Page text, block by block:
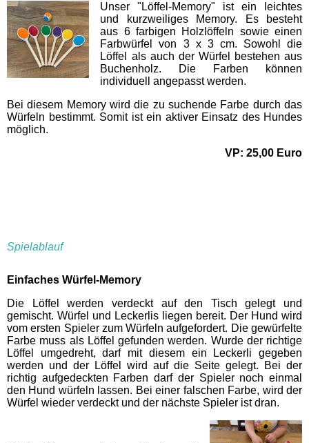
Unser "Löffel-Memory" ist ein leichtes
und kurzweiliges Memory. Es besteht
aus 6 farbigen Holzlöffeln sowie einen
Farbwürfel von 3 x 3 cm. Sowohl die
Löffel als auch der Würfel bestehen aus
Buchenholz. Die Farben können
individuell angepasst werden.
Bei diesem Memory wird die zu suchende Farbe durch das
Würfeln bestimmt. Somit ist ein aktiver Einsatz des Hundes
möglich.
VP: 25,00 Euro
Spielablauf
Einfaches Würfel-Memory
Die Löffel werden verdeckt auf den Tisch gelegt und
gemischt. Würfel und Leckerlis liegen bereit. Der Hund wird
vom ersten Spieler zum Würfeln aufgefordert. Die gewürfelte
Farbe muss als Löffel gefunden werden. Wurde der richtige
Löffel umgedreht, darf mit diesem ein Leckerli gegeben
werden und der Löffel wird auf die Seite gelegt. Bei der
richtig aufgedeckten Farben darf der Spieler noch einmal
den Hund würfeln lassen. Bei einer falschen Farbe, wird der
Würfel wieder verdeckt und der nächste Spieler ist dran.